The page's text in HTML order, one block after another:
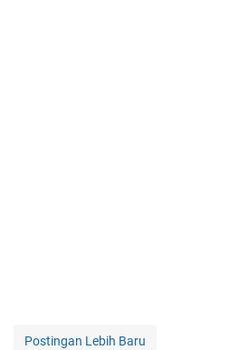
Postingan Lebih Baru